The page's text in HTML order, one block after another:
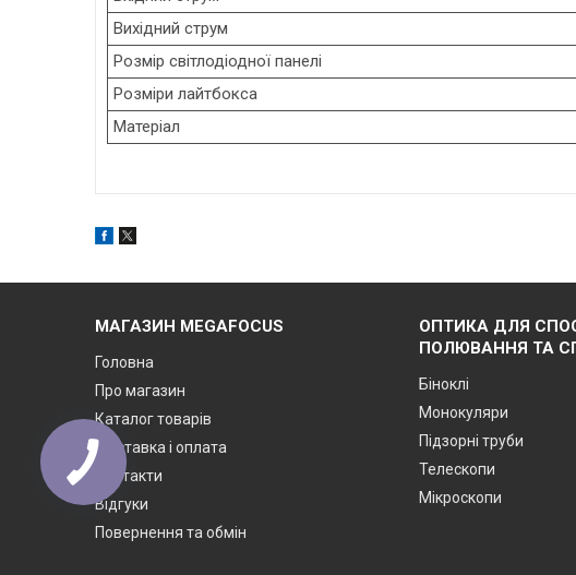
Вихідний струм
Розмір світлодіодної панелі
Розміри лайтбокса
Матеріал
МАГАЗИН MEGAFOCUS
Головна
Про магазин
Каталог товарів
Доставка і оплата
Контакти
Відгуки
Повернення та обмін
ОПТИКА ДЛЯ
ПОЛЮВАННЯ ТА
Біноклі
Монокуляри
Підзорні труби
Телескопи
Мікроскопи